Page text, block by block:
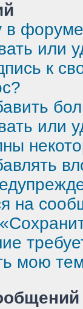
в
или
к
или
на
мою